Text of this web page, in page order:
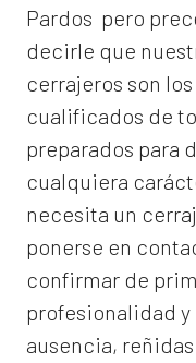
Pardos pero
decirle que
cerrajeros son
cualificados de
preparados para
cualquiera
necesita un
ponerse en
confirmar de
profesionalidad y
ausencia,